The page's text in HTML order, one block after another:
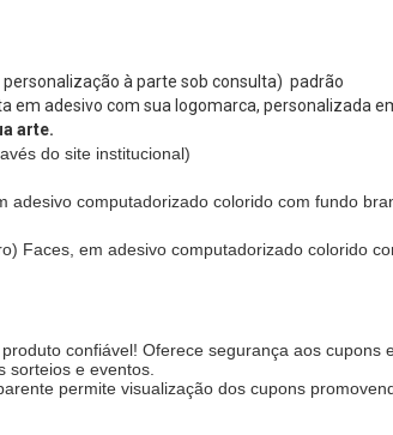
à parte sob consulta) padrão
em adesivo com sua logomarca, personalizada
arte.
do site institucional)
computadorizado colorido com fundo
Faces, em adesivo computadorizado colorido
confiável! Oferece segurança aos cupons
sorteios e eventos.
permite visualização dos cupons